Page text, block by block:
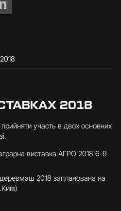
2018
участь в двох основних
виставка АГРО 2018 6-9
2018 запланована на